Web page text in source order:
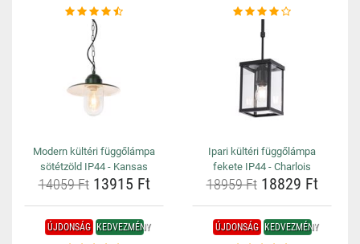
Modern kültéri függőlámpa
sötétzöld IP44 - Kansas
14059 Ft13915 Ft
Ipari kültéri függőlámpa
fekete IP44 - Charlois
18959 Ft18829 Ft
ÚJDONSÁG KEDVEZMÉNY ÚJDONSÁG KEDVEZMÉNY